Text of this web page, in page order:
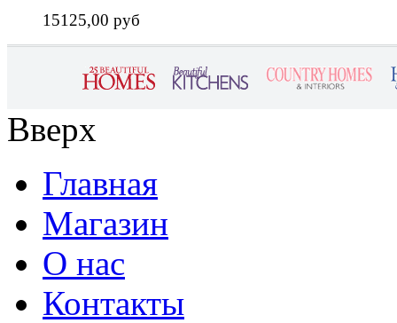
15125,00 руб
Вверх
Главная
Магазин
О нас
Контакты